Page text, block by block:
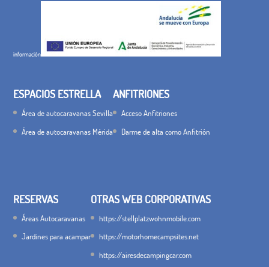
información
ESPACIOS ESTRELLA
Área de autocaravanas Sevilla
Área de autocaravanas Mérida
ANFITRIONES
Acceso Anfitriones
Darme de alta como Anfitrión
RESERVAS
Áreas Autocaravanas
Jardines para acampar
OTRAS WEB CORPORATIVAS
https://stellplatzwohnmobile.com
https://motorhomecampsites.net
https://airesdecampingcar.com